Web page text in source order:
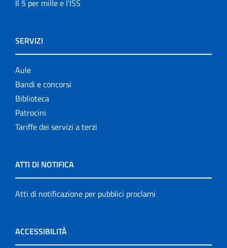
Il 5 per mille e l'ISS
SERVIZI
Aule
Bandi e concorsi
Biblioteca
Patrocini
Tariffe dei servizi a terzi
ATTI DI NOTIFICA
Atti di notificazione per pubblici proclami
ACCESSIBILITÀ